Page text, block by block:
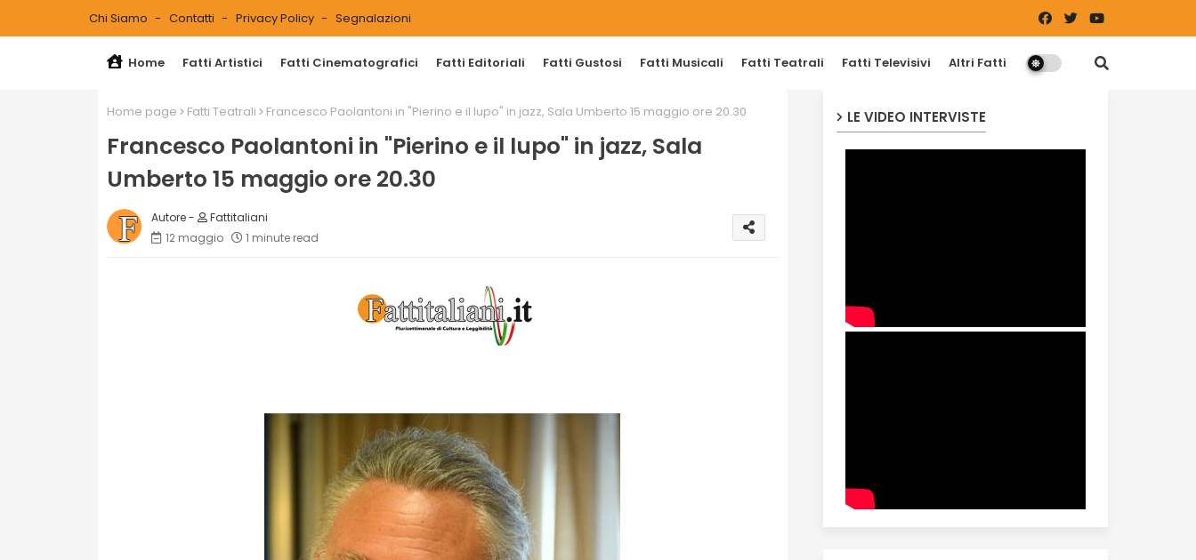
Chi Siamo Contatti Privacy Policy Segnalazioni
Home Fatti Artistici Fatti Cinematografici Fatti Editoriali Fatti Gustosi Fatti Musicali Fatti Teatrali Fatti Televisivi Altri Fatti
Home page Fatti Teatrali Francesco Paolantoni in "Pierino e il lupo" in jazz, Sala Umberto 15 maggio ore 20.30
Francesco Paolantoni in "Pierino e il lupo" in jazz, Sala
Umberto 15 maggio ore 20.30
Fattitaliani
12 maggio
1 minute read
LE VIDEO INTERVISTE